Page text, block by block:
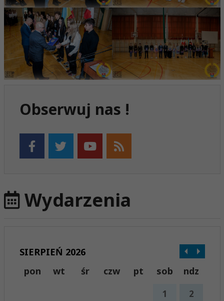
Obserwuj nas !
Wydarzenia
SIERPIEŃ 2026
pon
wt śr czw pt sob ndz
1 2